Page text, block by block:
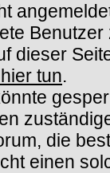
dieser
tun.
die
einen